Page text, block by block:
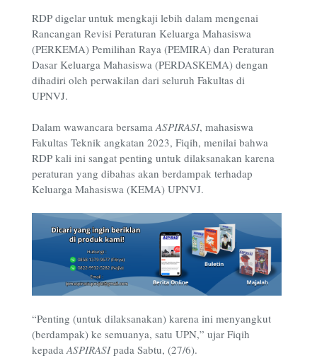
RDP digelar untuk mengkaji lebih dalam mengenai
Rancangan Revisi Peraturan Keluarga Mahasiswa
(PERKEMA) Pemilihan Raya (PEMIRA) dan Peraturan
Dasar Keluarga Mahasiswa (PERDASKEMA) dengan
dihadiri oleh perwakilan dari seluruh Fakultas di
UPNVJ.
Dalam wawancara bersamaASPIRASI, mahasiswa
Fakultas Teknik angkatan 2023, Fiqih, menilai bahwa
RDP kali ini sangat penting untuk dilaksanakan karena
peraturan yang dibahas akan berdampak terhadap
Keluarga Mahasiswa (KEMA) UPNVJ.
“Penting (untuk dilaksanakan) karena ini menyangkut
(berdampak) ke semuanya, satu UPN,” ujar Fiqih
kepadaASPIRASIpada Sabtu, (27/6).